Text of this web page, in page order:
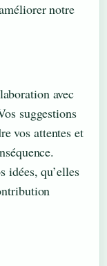
notre
avec
suggestions
vos attentes et
idées, qu’elles